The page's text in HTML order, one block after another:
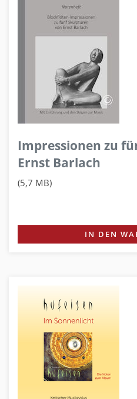
Impressionen zu
Ernst Barlach
(5,7 MB)
IN DEN